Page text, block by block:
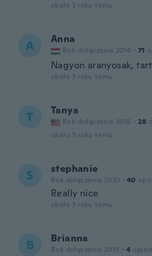
około 3 roku temu
A Anna
Rok dołączenia 2014 · 71
Nagyon aranyosak,
około 3 roku temu
T Tanya
Rok dołączenia 2016 · 28
około 3 roku temu
S stephanie
Rok dołączenia 2020 · 40
Really nice
około 3 roku temu
B Brianna
Rok dołączenia 2019 · 4